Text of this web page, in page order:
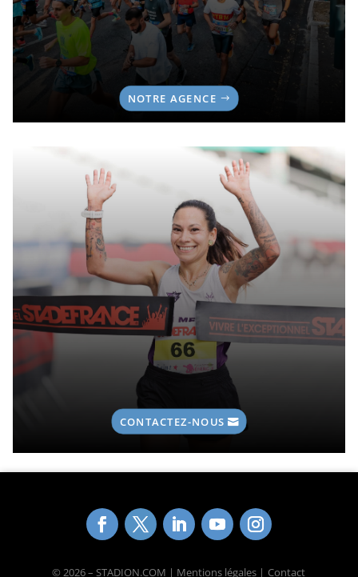
NOTRE AGENCE
CONTACTEZ-NOUS
© 2026 – STADION.COM | Mentions légales | Contact